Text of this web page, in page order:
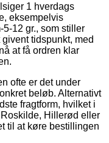
1 hverdags
eksempelvis
12 gr., som stiller
tidspunkt, med
at få ordren klar
ofte er det under
beløb. Alternativt
fragtform, hvilket i
Hillerød eller
til at køre bestillingen